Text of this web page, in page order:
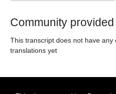
Community
This transcript does not have any
translations yet